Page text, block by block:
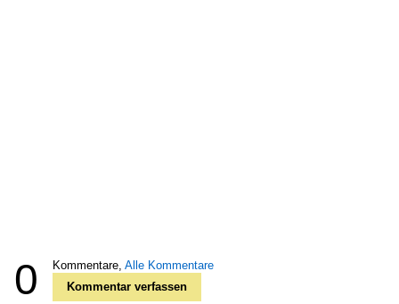
0 Kommentare, Alle Kommentare
Kommentar verfassen